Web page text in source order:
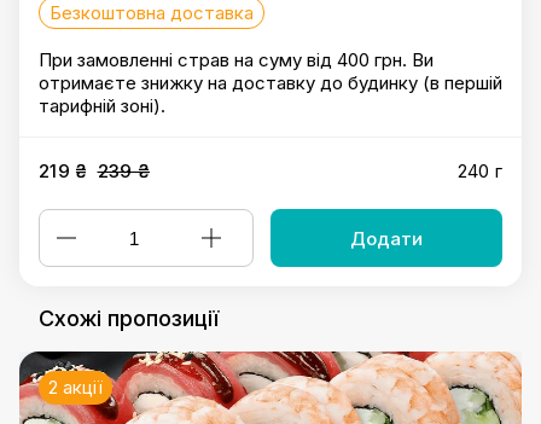
Безкоштовна доставка
При замовленні страв на суму від 400 грн. Ви
отримаєте знижку на доставку до будинку (в першій
тарифній зоні).
219 ₴ 239 ₴ 240 г
Додати
Схожі пропозиції
2 акції